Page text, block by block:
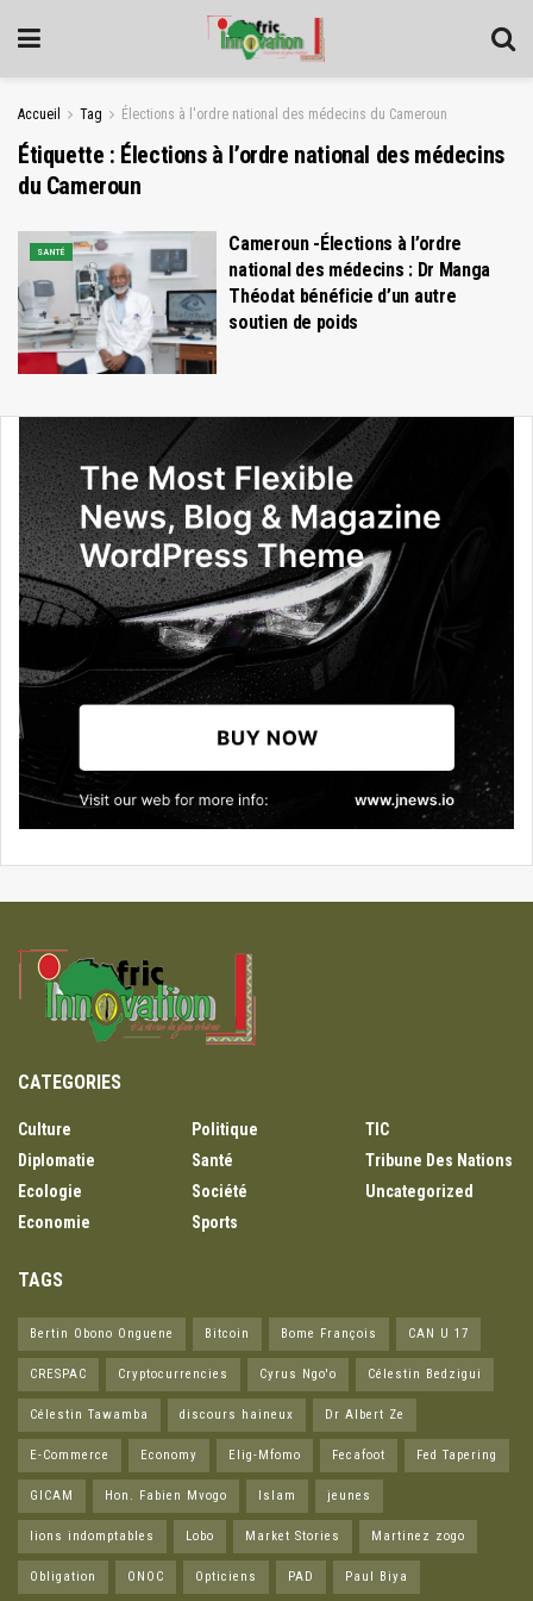
Accueil Tag Élections à l'ordre national des médecins du Cameroun
Étiquette : Élections à l’ordre national des médecins
du Cameroun
SANTÉ
Cameroun -Élections à l’ordre
national des médecins : Dr Manga
Théodat bénéficie d’un autre
soutien de poids
CATEGORIES
Culture
Diplomatie
Ecologie
Economie
Politique
Santé
Société
Sports
TIC
Tribune Des Nations
Uncategorized
TAGS
Bertin Obono Onguene Bitcoin Bome François CAN U 17
CRESPAC Cryptocurrencies Cyrus Ngo'o Célestin Bedzigui
Célestin Tawamba discours haineux Dr Albert Ze
E-Commerce Economy Elig-Mfomo Fecafoot Fed Tapering
GICAM Hon. Fabien Mvogo Islam jeunes
lions indomptables Lobo Market Stories Martinez zogo
Obligation ONOC Opticiens PAD Paul Biya